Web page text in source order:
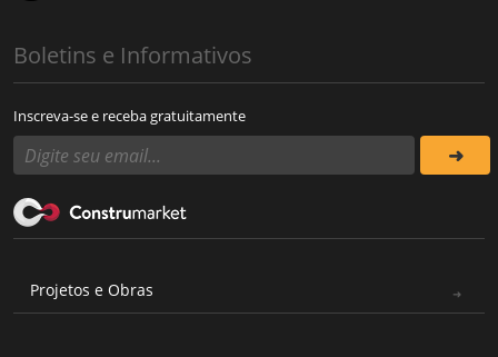
Boletins e Informativos
Inscreva-se e receba gratuitamente
Projetos e Obras